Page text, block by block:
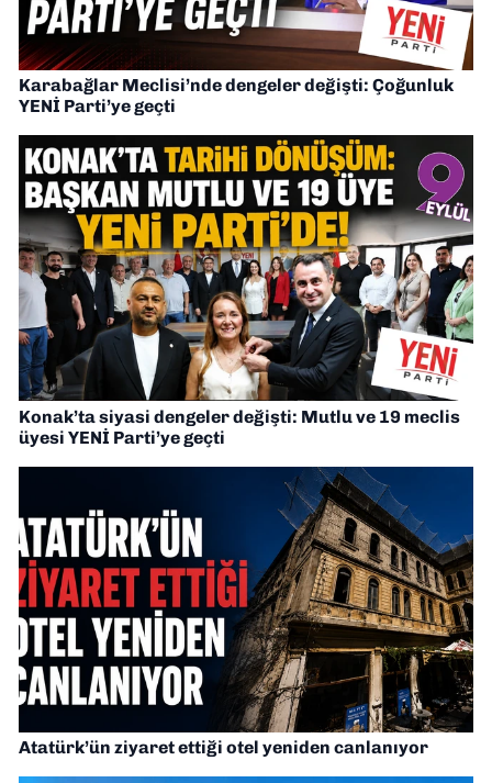
Karabağlar Meclisi’nde dengeler değişti: Çoğunluk
YENİ Parti’ye geçti
Konak’ta siyasi dengeler değişti: Mutlu ve 19 meclis
üyesi YENİ Parti’ye geçti
Atatürk’ün ziyaret ettiği otel yeniden canlanıyor